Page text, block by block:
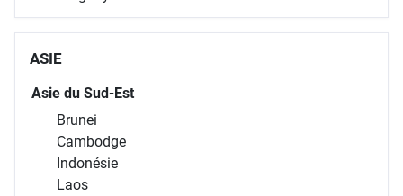
ASIE
Asie du Sud-Est
Brunei
Cambodge
Indonésie
Laos